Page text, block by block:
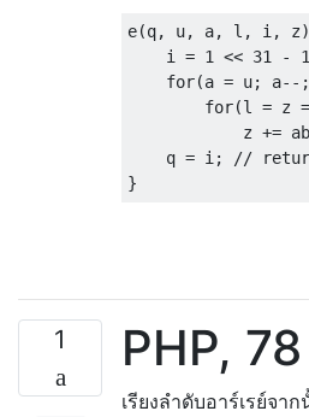
e(q, u, a, l , i , z)
    i
= 1 << 31 - 1
for(a = u; a--;
for(l = z =
            z
+=
    q
= i ;
//
}
1 PHP,
เรียงลำดับอาร์เรย์จา